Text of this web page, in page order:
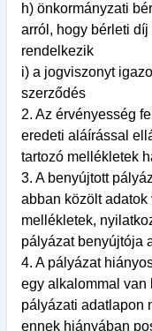
h) önkormányzati
arról, hogy bérleti
rendelkezik
i) a jogviszonyt
szerződés
2. Az érvényesség
eredeti aláírással
tartozó mellékletek
3. A benyújtott
abban közölt
mellékletek,
pályázat benyújtója
4. A pályázat
egy alkalommal van
pályázati adatlapon
ennek hiányában